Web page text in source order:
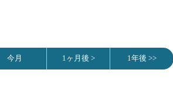
今月 1ヶ月後 > 1年後 >>